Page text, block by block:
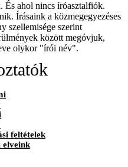
És ahol nincs íróasztalfiók.
Írásaink a közmegegyezéses
szellemisége szerint
között megóvjuk,
olykor "írói név".
feltételek
elveink